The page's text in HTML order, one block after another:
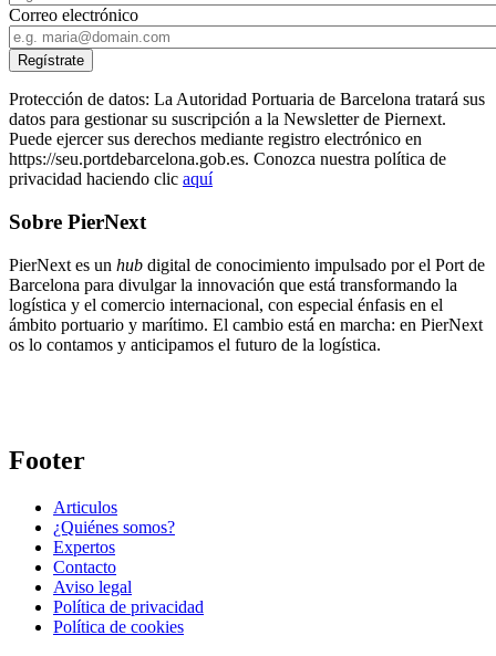
Correo electrónico
Protección de datos: La Autoridad Portuaria de Barcelona tratará sus
datos para gestionar su suscripción a la Newsletter de Piernext.
Puede ejercer sus derechos mediante registro electrónico en
https://seu.portdebarcelona.gob.es. Conozca nuestra política de
privacidad haciendo clic aquí
Sobre PierNext
PierNext es un hub digital de conocimiento impulsado por el Port de
Barcelona para divulgar la innovación que está transformando la
logística y el comercio internacional, con especial énfasis en el
ámbito portuario y marítimo. El cambio está en marcha: en PierNext
os lo contamos y anticipamos el futuro de la logística.
Footer
Articulos
¿Quiénes somos?
Expertos
Contacto
Aviso legal
Política de privacidad
Política de cookies